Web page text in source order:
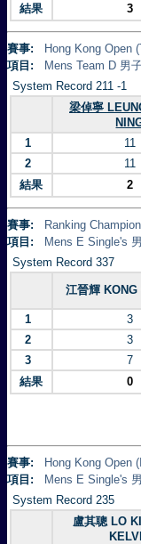
結果
3
賽事:
Hong Kong Open
項目:
Mens Team D 男
System Record 211 -1
梁倬寧
1
11
2
11
結果
2
賽事:
Ranking
項目:
Mens E Single's
System Record 337
江晉輝 KONG
1
3
2
3
3
7
結果
0
賽事:
Hong Kong Open
項目:
Mens E Single's
System Record 235
盧其聰 LO